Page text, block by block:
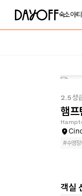
숙소아
2.5성
햄프
#수영
객실